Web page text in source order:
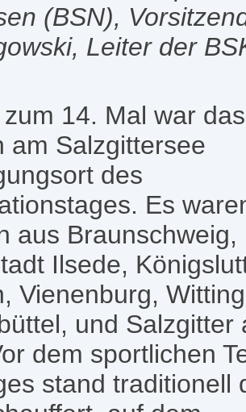
(BSN),
Leiter der
14. Mal war das
am Salzgittersee
des
Es
aus Braunschweig,
Ilsede,
Vienenburg,
und Salzgitter
dem sportlichen
stand traditionell